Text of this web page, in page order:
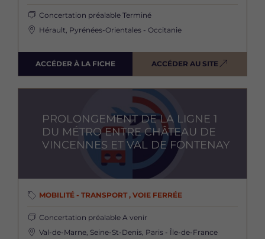
Concertation préalable Terminé
Hérault, Pyrénées-Orientales - Occitanie
ACCÉDER À LA FICHE ACCÉDER AU SITE
PROLONGEMENT DE LA LIGNE 1
DU MÉTRO ENTRE CHÂTEAU DE
VINCENNES ET VAL DE FONTENAY
MOBILITÉ - TRANSPORT , VOIE FERRÉE
Concertation préalable A venir
Val-de-Marne, Seine-St-Denis, Paris - Île-de-France